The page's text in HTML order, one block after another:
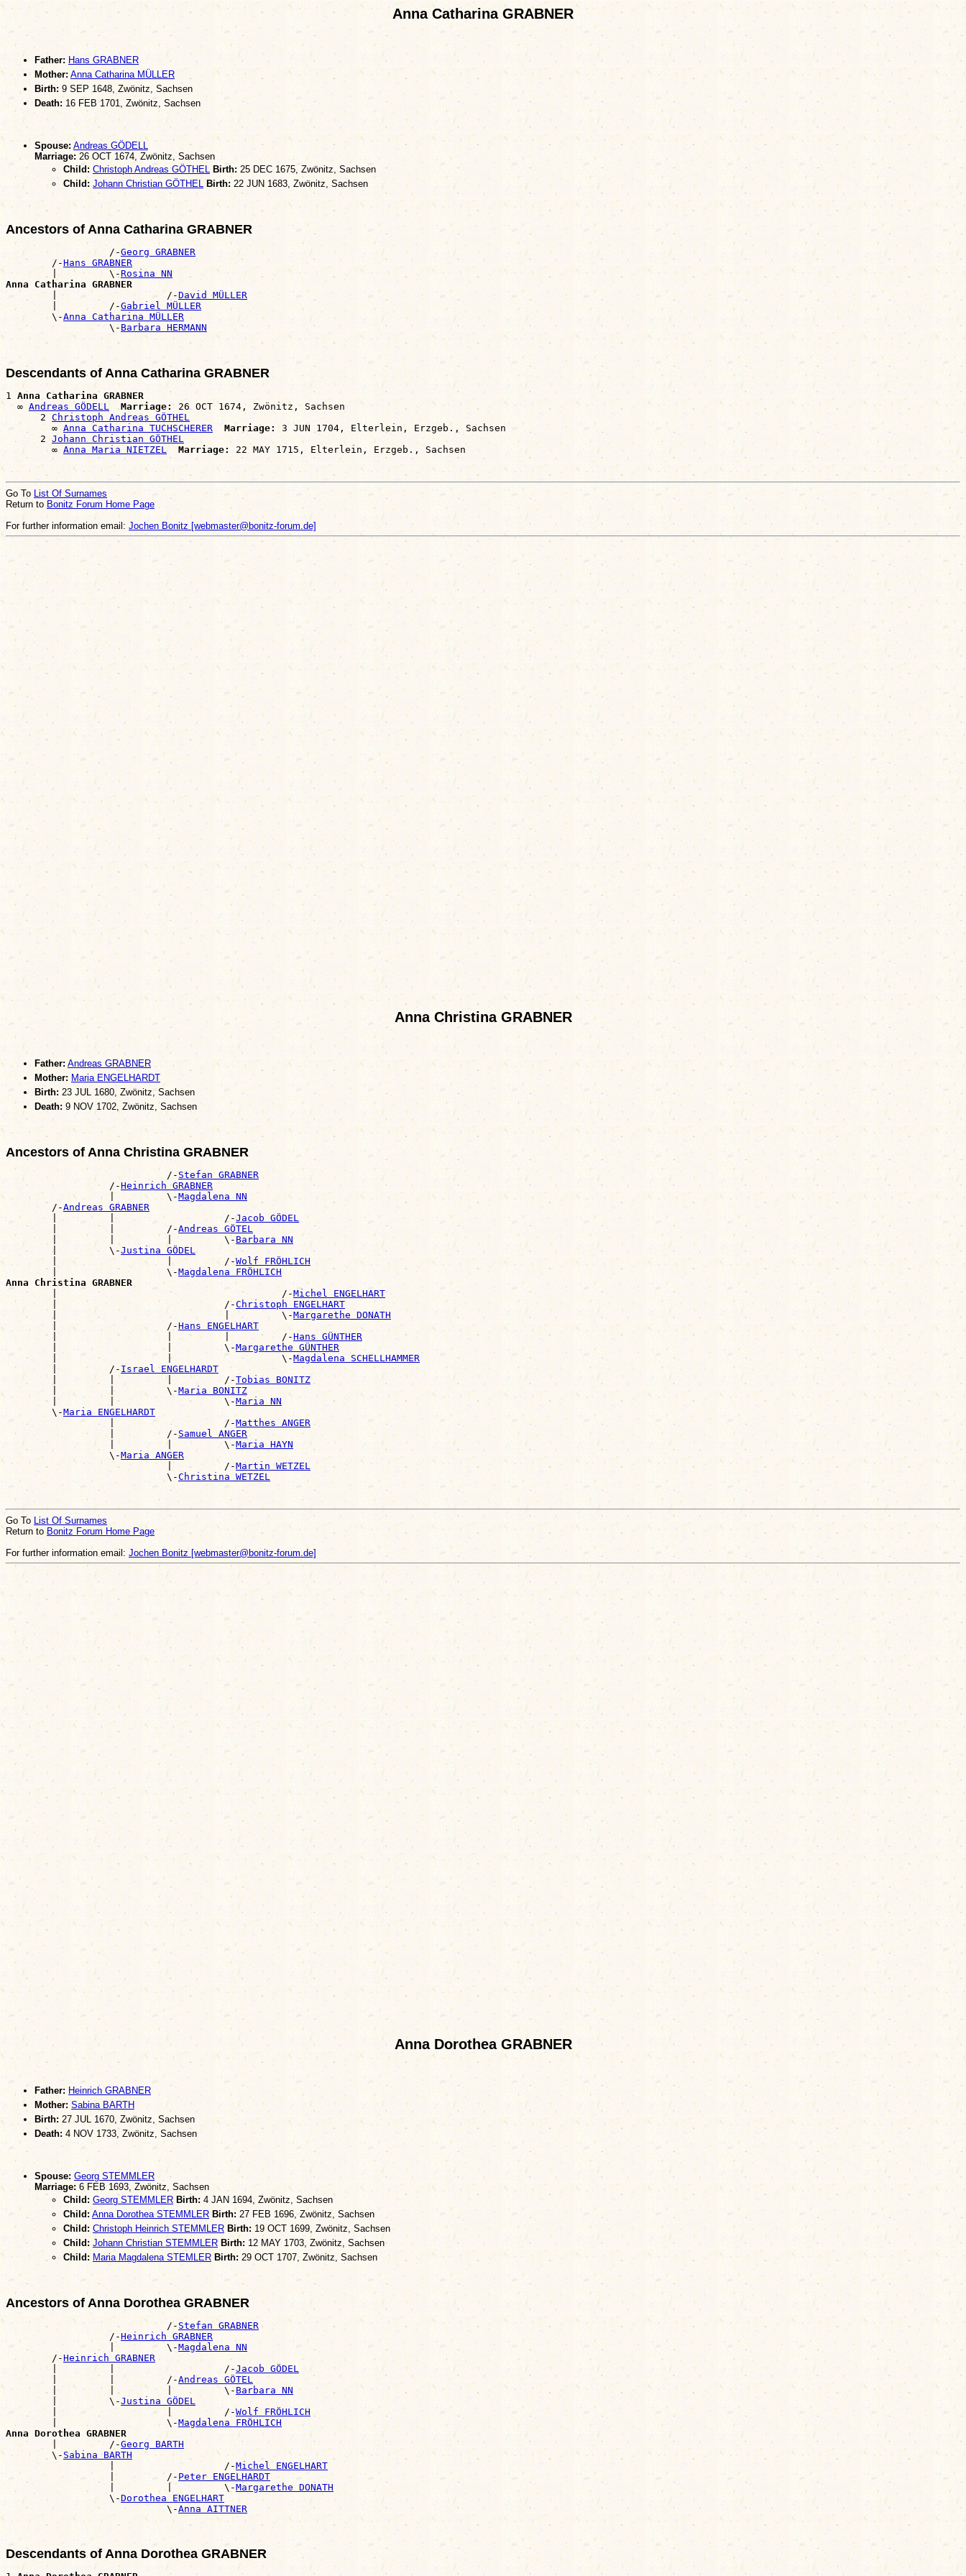
Anna Catharina GRABNER
Father: Hans GRABNER
Mother: Anna Catharina MÜLLER
Birth: 9 SEP 1648, Zwönitz, Sachsen
Death: 16 FEB 1701, Zwönitz, Sachsen
Spouse: Andreas GÖDELL
Marriage:26 OCT 1674, Zwönitz, Sachsen
Child: Christoph Andreas GÖTHEL Birth: 25 DEC 1675, Zwönitz, Sachsen
Child: Johann Christian GÖTHEL Birth: 22 JUN 1683, Zwönitz, Sachsen
Ancestors of Anna Catharina GRABNER
                  /-
Georg GRABNER
        /-
Hans GRABNER
        |         \-
Rosina NN
Anna Catharina GRABNER
|                   /-David MÜLLER
        |         /-
Gabriel MÜLLER
        \-
Anna Catharina MÜLLER
                  \-
Barbara HERMANN
Descendants of Anna Catharina GRABNER
1 Anna Catharina GRABNER
  ∞
Andreas GÖDELL Marriage: 26 OCT 1674, Zwönitz, Sachsen
      2
Christoph Andreas GÖTHEL
        ∞
Anna Catharina TUCHSCHERER Marriage: 3 JUN 1704, Elterlein, Erzgeb., Sachsen
      2
Johann Christian GÖTHEL
        ∞
Anna Maria NIETZEL Marriage:
Go To
List Of Surnames
Return to Bonitz Forum Home Page
For further information email: Jochen Bonitz [webmaster@bonitz-forum.de]
Anna Christina GRABNER
Father: Andreas GRABNER
Mother: Maria ENGELHARDT
Birth: 23 JUL 1680, Zwönitz, Sachsen
Death: 9 NOV 1702, Zwönitz, Sachsen
Ancestors of Anna Christina GRABNER
                            /-
Stefan GRABNER
                  /-
Heinrich GRABNER
                  |         \-
Magdalena NN
        /-
Andreas GRABNER
        |         |                   /-
Jacob GÖDEL
        |         |         /-
Andreas GÖTEL
        |         |         |         \-
Barbara NN
        |         \-
Justina GÖDEL
        |                   |         /-
Wolf FRÖHLICH
        |                   \-
Magdalena FRÖHLICH
Anna Christina GRABNER
|                                       /-Michel ENGELHART
        |                             /-
Christoph ENGELHART
        |                             |         \-
Margarethe DONATH
        |                   /-
Hans ENGELHART
        |                   |         |         /-
Hans GÜNTHER
        |                   |         \-
Margarethe GÜNTHER
        |                   |                   \-
Magdalena SCHELLHAMMER
        |         /-
Israel ENGELHARDT
        |         |         |         /-
Tobias BONITZ
        |         |         \-
Maria BONITZ
        |         |                   \-
Maria NN
        \-
Maria ENGELHARDT
                  |                   /-
Matthes ANGER
                  |         /-
Samuel ANGER
                  |         |         \-
Maria HAYN
                  \-
Maria ANGER
                            |         /-
Martin WETZEL
                            \-
Christina WETZEL
Go To List Of Surnames
Return toBonitz Forum Home Page
For further information email: Jochen Bonitz [webmaster@bonitz-forum.de]
Anna Dorothea GRABNER
Father: Heinrich GRABNER
Mother: Sabina BARTH
Birth: 27 JUL 1670, Zwönitz, Sachsen
Death: 4 NOV 1733, Zwönitz, Sachsen
Spouse: Georg STEMMLER
Marriage: 6 FEB 1693, Zwönitz, Sachsen
Child: Georg STEMMLER Birth: 4 JAN 1694, Zwönitz, Sachsen
Child: Anna Dorothea STEMMLER Birth: 27 FEB 1696, Zwönitz, Sachsen
Child: Christoph Heinrich STEMMLER Birth: 19 OCT 1699, Zwönitz, Sachsen
Child: Johann Christian STEMMLER Birth: 12 MAY 1703, Zwönitz, Sachsen
Child: Maria Magdalena STEMLER Birth: 29 OCT 1707, Zwönitz, Sachsen
Ancestors of Anna Dorothea GRABNER
                            /-
Stefan GRABNER
                  /-
Heinrich GRABNER
                  |         \-
Magdalena NN
        /-
Heinrich GRABNER
        |         |                   /-
Jacob GÖDEL
        |         |         /-
Andreas GÖTEL
        |         |         |         \-
Barbara NN
        |         \-
Justina GÖDEL
        |                   |         /-
Wolf FRÖHLICH
        |                   \-
Magdalena FRÖHLICH
Anna Dorothea GRABNER
|         /-Georg BARTH
        \-
Sabina BARTH
                  |                   /-
Michel ENGELHART
                  |         /-
Peter ENGELHARDT
                  |         |         \-
Margarethe DONATH
                  \-
Dorothea ENGELHART
                            \-
Anna AITTNER
Descendants of Anna Dorothea GRABNER